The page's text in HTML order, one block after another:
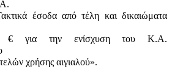
έσοδα από τέλη και δικαιώματα
€ για την ενίσχυση του Κ.Α.
χρήσης αιγιαλού».